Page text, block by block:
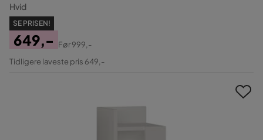
Hvid
SE PRISEN!
Pris
649,-
Original
Før999,-
Tidligere laveste pris 649,-